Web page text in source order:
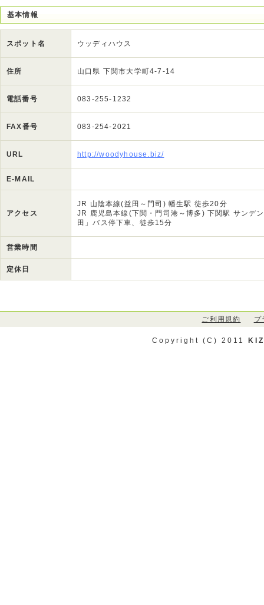
基本情報
スポット名 ウッディハウス
住所 山口県 下関市大学町4-7-14
電話番号 083-255-1232
FAX番号 083-254-2021
URL http://woodyhouse.biz/
E-MAIL
アクセス
JR 山陰本線(益田～門司) 幡生駅 徒歩20分
JR 鹿児島本線(下関・門司港～博多) 下関駅 サンデ
田」バス停下車、徒歩15分
営業時間
定休日
ご利用規約 プ
Copyright (C) 2011